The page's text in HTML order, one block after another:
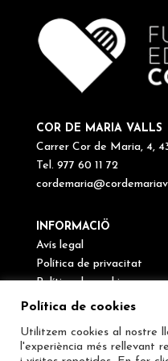
COR DE MARIA VALLS
Carrer Cor de Maria, 4,
Tel. 977 60 11 72
INFORMACIÖ
Avís legal
Política de privacitat
Política de cookies
Canal de denúncies
SEGUEIX-NOS
Política de cookies
Utilitzem cookies al nostre
l'experiència més rellevant